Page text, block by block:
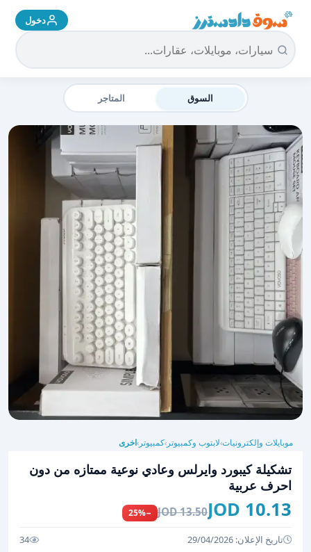
سوق دادسترز الرئيسية دخول
السوق المتاجر
موبايلات وإلكترونيات›لابتوب وكمبيوتر ›كمبيوتر ›اخرى
تشكيلة كيبورد وايرلس وعادي نوعية ممتازه من دون
احرف عربية
10.13 JOD
13.50 JOD
−25%
تاريخ الإعلان: 29/04/2026 34